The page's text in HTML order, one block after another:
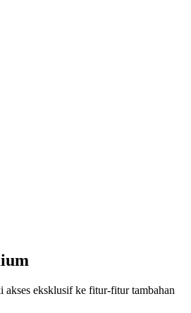
eksklusif ke fitur-fitur tambahan